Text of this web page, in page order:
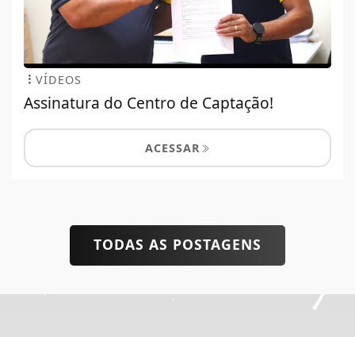
VÍDEOS
Assinatura do Centro de Captação!
ACESSAR
TODAS AS POSTAGENS